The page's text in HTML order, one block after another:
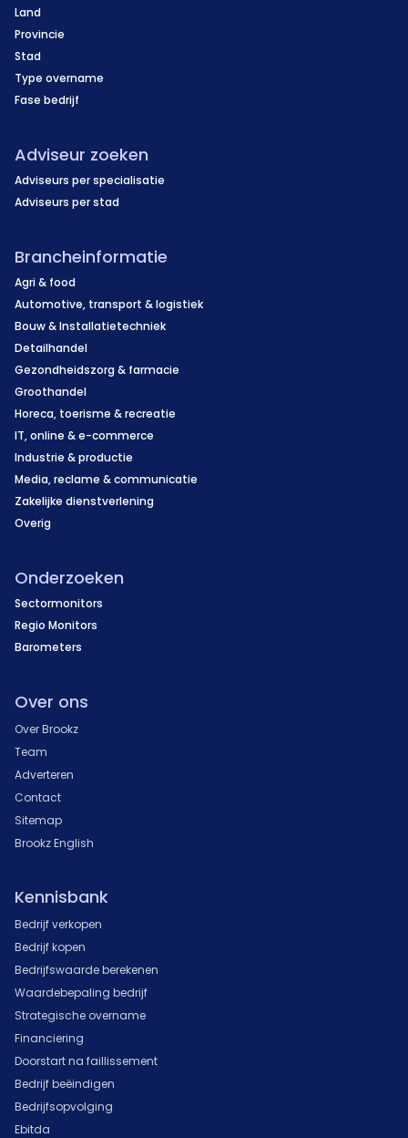
Land
Provincie
Stad
Type overname
Fase bedrijf
Adviseur zoeken
Adviseurs per specialisatie
Adviseurs per stad
Brancheinformatie
Agri & food
Automotive, transport & logistiek
Bouw & Installatietechniek
Detailhandel
Gezondheidszorg & farmacie
Groothandel
Horeca, toerisme & recreatie
IT, online & e-commerce
Industrie & productie
Media, reclame & communicatie
Zakelijke dienstverlening
Overig
Onderzoeken
Sectormonitors
Regio Monitors
Barometers
Over ons
Over Brookz
Team
Adverteren
Contact
Sitemap
Brookz English
Kennisbank
Bedrijf verkopen
Bedrijf kopen
Bedrijfswaarde berekenen
Waardebepaling bedrijf
Strategische overname
Financiering
Doorstart na faillissement
Bedrijf beëindigen
Bedrijfsopvolging
Ebitda